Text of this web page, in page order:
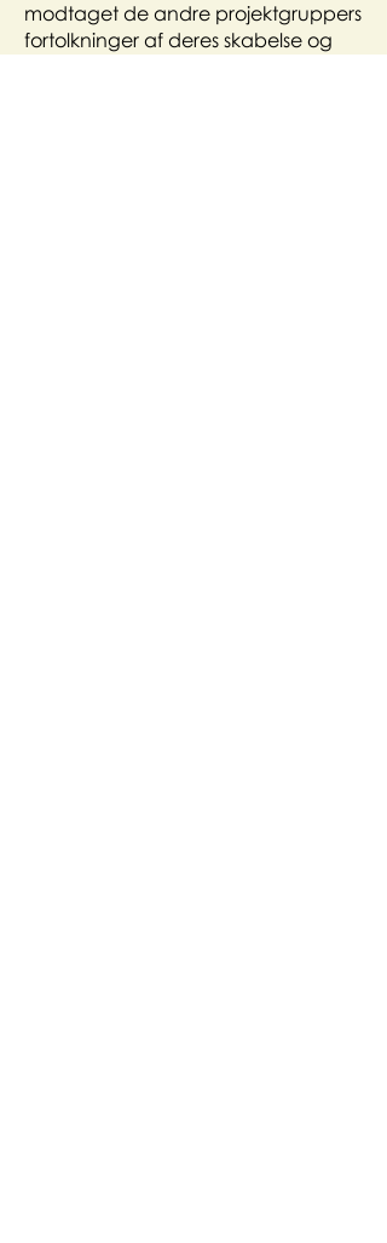
modtaget de andre projektgruppers
fortolkninger af deres skabelse og